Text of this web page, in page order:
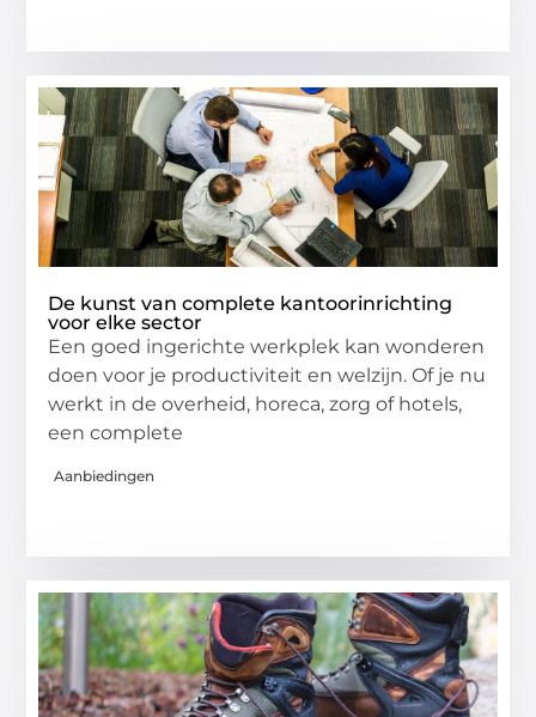
De kunst van complete kantoorinrichting
voor elke sector
Een goed ingerichte werkplek kan wonderen
doen voor je productiviteit en welzijn. Of je nu
werkt in de overheid, horeca, zorg of hotels,
een complete
Aanbiedingen